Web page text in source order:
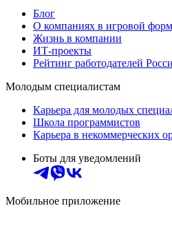
Блог
О компаниях в игровой
Жизнь в компании
ИТ-проекты
Рейтинг работодателей
Молодым специалистам
Карьера для молодых
Школа программистов
Карьера в некоммерческих
Боты для уведомлений
Мобильное приложение